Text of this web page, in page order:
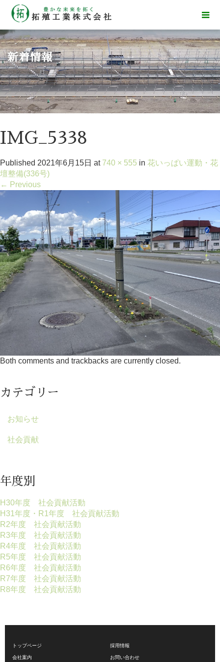
新着情報
IMG_5338
Published 2021年6月15日 at 740 × 555 in 花いっぱい運動・花
壇整備(336号)
← Previous
Both comments and trackbacks are currently closed.
カテゴリー
お知らせ
社会貢献
年度別
H30年度 社会貢献活動
H31年度・R1年度 社会貢献活動
R2年度 社会貢献活動
R3年度 社会貢献活動
R4年度 社会貢献活動
R5年度 社会貢献活動
R6年度 社会貢献活動
R7年度 社会貢献活動
R8年度 社会貢献活動
トップページ
会社案内
採用情報
お問い合わせ